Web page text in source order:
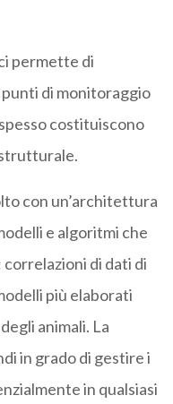
permette di
di monitoraggio
costituiscono
con un’architettura
e algoritmi che
di dati di
più elaborati
animali. La
in grado di gestire i
in qualsiasi